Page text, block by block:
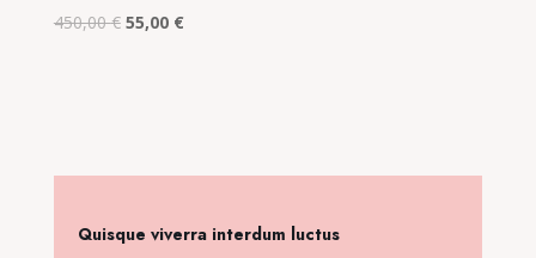
450,00€ Original
55,00 €Η
Quisque viverra interdum luctus